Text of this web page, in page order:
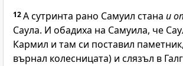
12А сутринта рано Самуил стана и
Саула. И обадиха на Самуила, че
Кармил и там си поставил
върнал колесницата) и слязъл в